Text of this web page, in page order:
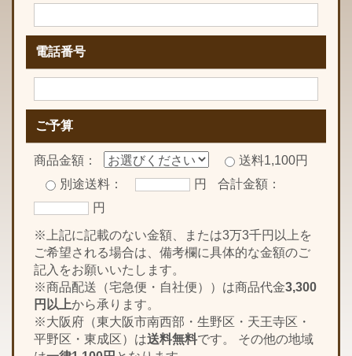
電話番号
ご予算
商品金額：
送料1,100円
別途送料：
円
合計金額：
円
※上記に記載のない金額、または3万3千円以上を
ご希望される場合は、備考欄に具体的な金額のご
記入をお願いいたします。
※商品配送（宅急便・自社便））は商品代金3,300
円以上から承ります。
※大阪府（東大阪市南西部・生野区・天王寺区・
平野区・東成区）は送料無料です。 その他の地域